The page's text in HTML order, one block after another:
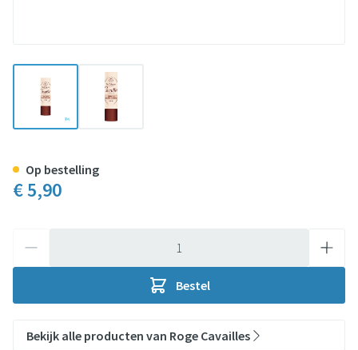
View larger imageView larger image
€ 5,90
Bestel
Op bestelling
Bekijk alle producten van Roge Cavailles